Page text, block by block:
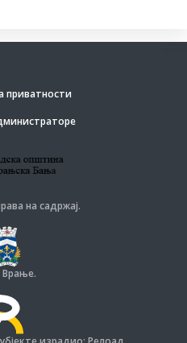
приватности
на садржај.
Врање.